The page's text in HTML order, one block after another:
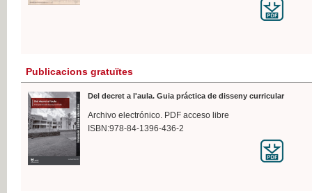
Publicacions gratuïtes
Del decret a l'aula. Guia práctica de disseny curricular
Archivo electrónico. PDF acceso libre
ISBN:978-84-1396-436-2